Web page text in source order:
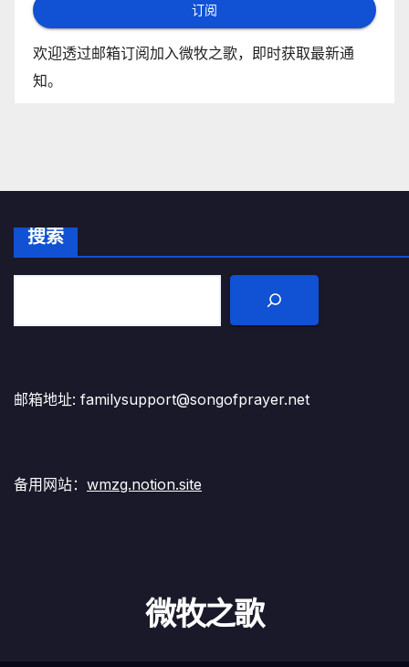
订阅
欢迎透过邮箱订阅加入微牧之歌，即时获取最新通
知。
搜索
邮箱地址: familysupport@songofprayer.net
备用网站： wmzg.notion.site
微牧之歌